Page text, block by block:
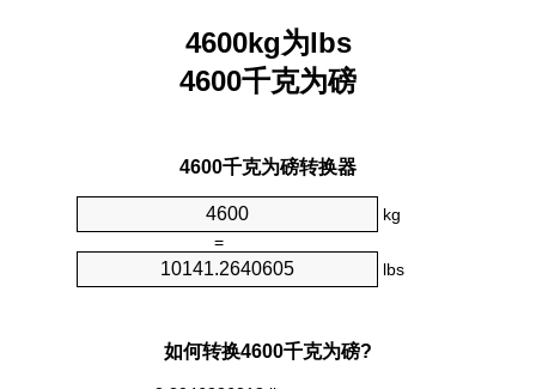
4600kg为lbs
4600千克为磅
4600千克为磅转换器
kg
=
lbs
如何转换4600千克为磅?